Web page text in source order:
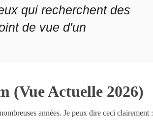
qui recherchent des
de vue d'un
(Vue Actuelle 2026)
années. Je peux dire ceci clairement :